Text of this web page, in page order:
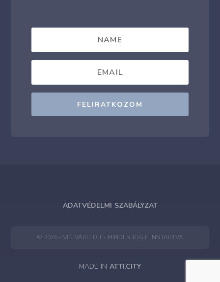
FELIRATKOZOM
ADATVÉDELMI SZABÁLYZAT
© 2026 - VÉGVÁRI EDIT - MINDEN JOG FENNTARTVA
MADE IN ATTI.CITY